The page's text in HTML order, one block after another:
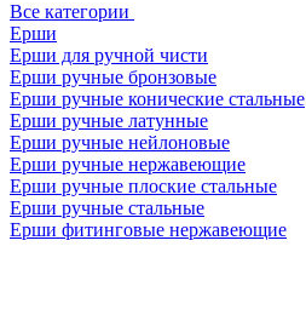
Все категории
Ерши
Ерши для ручной чисти
Ерши ручные бронзовые
Ерши ручные конические стальные
Ерши ручные латунные
Ерши ручные нейлоновые
Ерши ручные нержавеющие
Ерши ручные плоские стальные
Ерши ручные стальные
Ерши фитинговые нержавеющие